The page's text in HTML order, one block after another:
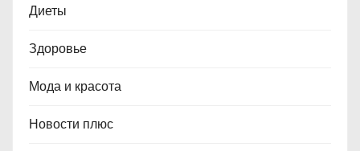
Диеты
Здоровье
Мода и красота
Новости плюс